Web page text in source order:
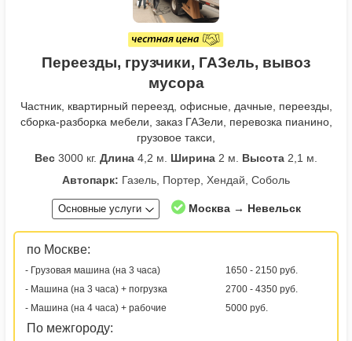
Переезды, грузчики, ГАЗель, вывоз
мусора
Частник, квартирный переезд, офисные, дачные, переезды,
сборка-разборка мебели, заказ ГАЗели, перевозка пианино,
грузовое такси,
Вес 3000 кг. Длина 4,2 м. Ширина 2 м. Высота 2,1 м.
Автопарк: Газель, Портер, Хендай, Соболь
Основные услуги Москва → Невельск
по Москве:
- Грузовая машина (на 3 часа)
1650 - 2150 руб.
- Машина (на 3 часа) + погрузка
2700 - 4350 руб.
- Машина (на 4 часа) + рабочие
5000 руб.
По межгороду: